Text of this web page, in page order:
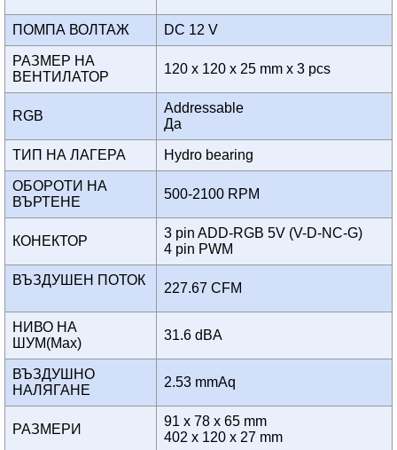
ПОМПА ВОЛТАЖ DC 12 V
РАЗМЕР НА
ВЕНТИЛАТОР
120 x 120 x 25 mm x 3 pcs
RGB
Addressable
Да
ТИП НА ЛАГЕРА Hydro bearing
ОБОРОТИ НА
ВЪРТЕНЕ
500-2100 RPM
КОНЕКТОР
3 pin ADD-RGB 5V (V-D-NC-G)
4 pin PWM
ВЪЗДУШЕН ПОТОК
227.67 CFM
НИВО НА
ШУМ(Max)
31.6 dBA
ВЪЗДУШНО
НАЛЯГАНЕ
2.53 mmAq
РАЗМЕРИ
91 x 78 x 65 mm
402 x 120 x 27 mm